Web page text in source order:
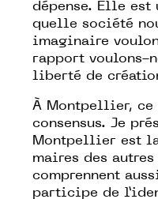
dépense. Elle est
quelle société
imaginaire
rapport voulons-
liberté de
À Montpellier,
consensus. Je
Montpellier est
maires des autres
comprennent
participe de